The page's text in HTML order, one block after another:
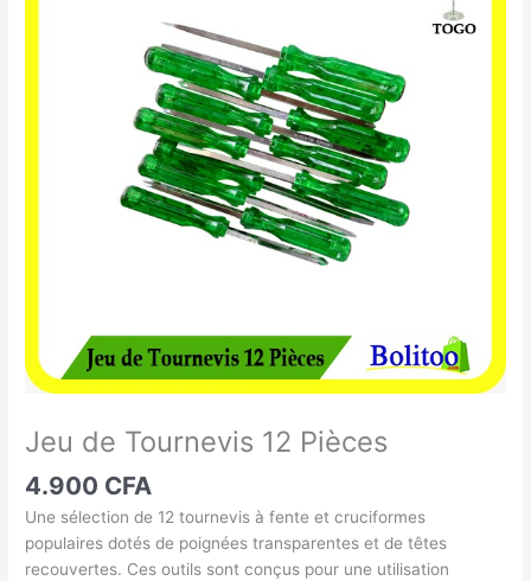
Jeu de Tournevis 12 Pièces
4.900 CFA
Une sélection de 12 tournevis à fente et cruciformes
populaires dotés de poignées transparentes et de têtes
recouvertes. Ces outils sont conçus pour une utilisation